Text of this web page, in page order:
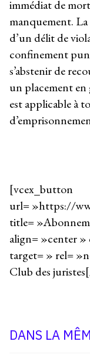
immédiat de
manquement.
d’un délit de
confinement
s’abstenir de
un placement en
est applicable à
[vcex_button
url= »https://
title=
align= »center
target= » rel=
Club des
DANS LA